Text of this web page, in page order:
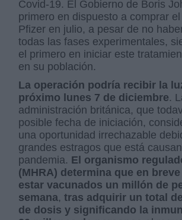
Covid-19. El Gobierno de Boris
primero en dispuesto a comprar
Pfizer en julio, a pesar de no
todas las fases experimentales,
el primero en iniciar este
en su población.
La operación podría recibir la
próximo lunes 7 de diciembre.
administración británica, que
posible fecha de iniciación,
una oportunidad irrechazable
grandes estragos que está
pandemia. El organismo
(MHRA) determina que en
estar vacunados un millón de
semana,tras adquirir un total
de dosis y significando la